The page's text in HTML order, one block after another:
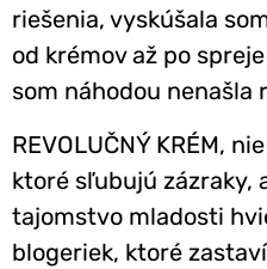
riešenia, vyskúšala
od krémov až po
som náhodou nenašla
REVOLUČNÝ KRÉM,
ktoré sľubujú zázraky,
tajomstvo mladosti
blogeriek, ktoré